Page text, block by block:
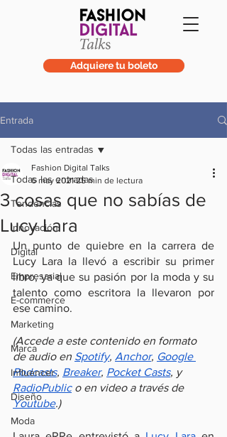
Adquiere tu boleto
Entrada
Todas las entradas
Tendencias
Innovación
Digital
Empresarial
E-commerce
Marketing
Marca
Influencer
Diseño
Moda
Todas las entradas
3 cosas que no sabías de
Lucy Lara
Fashion Digital Talks
6 may 2021 25 min de lectura
Un punto de quiebre en la carrera de
Lucy Lara la llevó a escribir su primer
libro, ya que su pasión por la moda y su
talento como escritora la llevaron por
ese camino.
(Accede a este contenido en formato
de audio en Spotify, Anchor, Google
Podcasts, Breaker, Pocket Casts, y
RadioPublic o en video a través de
Youtube.)